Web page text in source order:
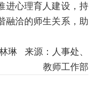
进心理育人建设，持
融洽的师生关系，助
琳 来源：人事处、
教师工作部